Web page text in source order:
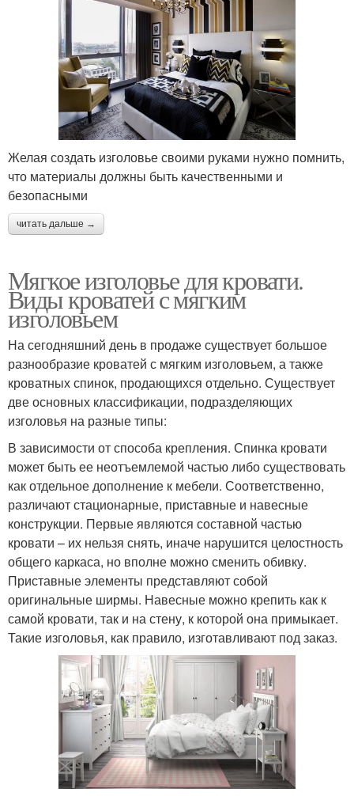
Желая создать изголовье своими руками нужно помнить,
что материалы должны быть качественными и
безопасными
читать дальше →
Мягкое изголовье для кровати.
Виды кроватей с мягким
изголовьем
На сегодняшний день в продаже существует большое
разнообразие кроватей с мягким изголовьем, а также
кроватных спинок, продающихся отдельно. Существует
две основных классификации, подразделяющих
изголовья на разные типы:
В зависимости от способа крепления. Спинка кровати
может быть ее неотъемлемой частью либо существовать
как отдельное дополнение к мебели. Соответственно,
различают стационарные, приставные и навесные
конструкции. Первые являются составной частью
кровати – их нельзя снять, иначе нарушится целостность
общего каркаса, но вполне можно сменить обивку.
Приставные элементы представляют собой
оригинальные ширмы. Навесные можно крепить как к
самой кровати, так и на стену, к которой она примыкает.
Такие изголовья, как правило, изготавливают под заказ.